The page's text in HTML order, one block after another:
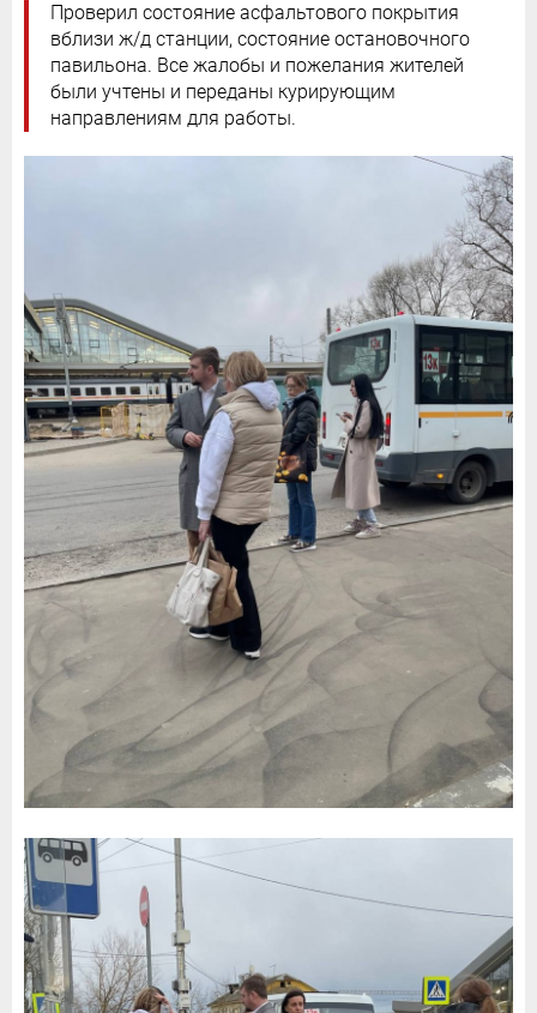
Проверил состояние асфальтового покрытия
вблизи ж/д станции, состояние остановочного
павильона. Все жалобы и пожелания жителей
были учтены и переданы курирующим
направлениям для работы.